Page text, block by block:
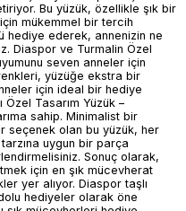
Bu yüzük, özellikle şık bir
mükemmel bir tercih
hediye ederek, annenizin ne
Diaspor ve Turmalin Özel
seven anneler için
yüzüğe ekstra bir
için ideal bir hediye
Tasarım Yüzük –
sahip. Minimalist bir
seçenek olan bu yüzük, her
uygun bir parça
Sonuç olarak,
için en şık mücevherat
yer alıyor. Diaspor taşlı
hediyeler olarak öne